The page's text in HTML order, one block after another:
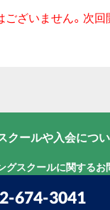
ざいません。次回
クールや入会につ
グスクールに関するお
674-3041